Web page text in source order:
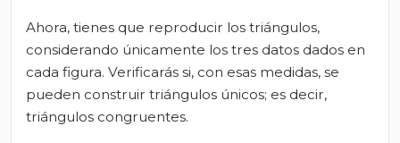
Ahora, tienes que reproducir los triángulos,
considerando únicamente los tres datos dados en
cada figura. Verificarás si, con esas medidas, se
pueden construir triángulos únicos; es decir,
triángulos congruentes.